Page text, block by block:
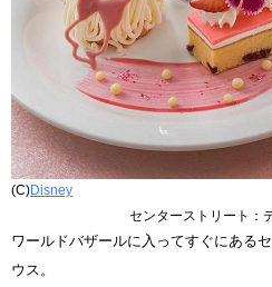
(C)Disney
センターストリート：
ワールドバザールに入ってすぐにある
ウス。